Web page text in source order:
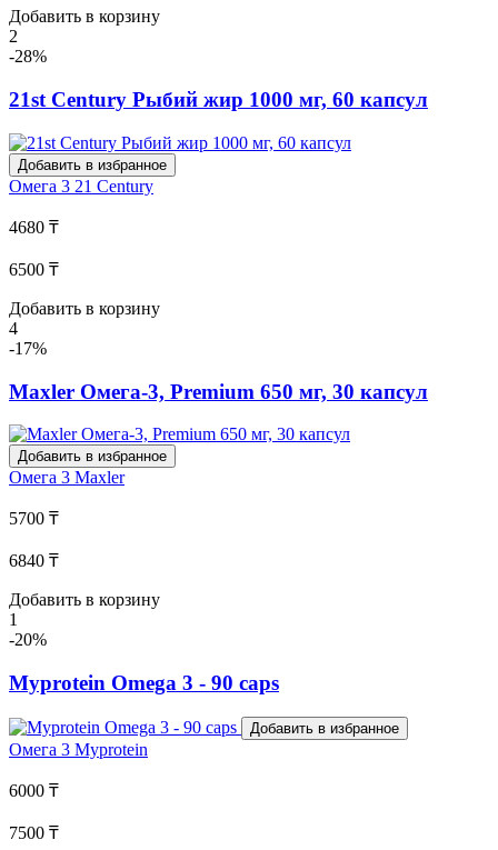
Добавить в корзину
2
-28%
21st Century Рыбий жир 1000 мг, 60 капсул
Добавить в избранное
Омега 3 21 Century
4680 ₸
6500 ₸
Добавить в корзину
4
-17%
Maxler Омега-3, Premium 650 мг, 30 капсул
Добавить в избранное
Омега 3 Maxler
5700 ₸
6840 ₸
Добавить в корзину
1
-20%
Myprotein Omega 3 - 90 caps
Добавить в избранное
Омега 3 Myprotein
6000 ₸
7500 ₸